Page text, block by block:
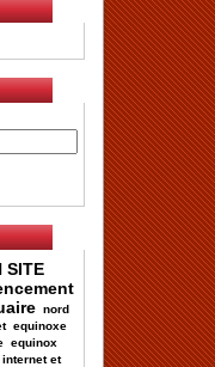
SITE
nord
equinoxe
equinox
et